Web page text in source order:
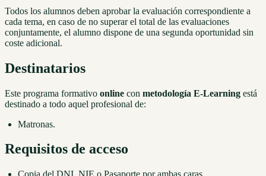
Todos los alumnos deben aprobar la evaluación correspondiente a
cada tema, en caso de no superar el total de las evaluaciones
conjuntamente, el alumno dispone de una segunda oportunidad sin
coste adicional.
Destinatarios
Este programa formativo online con metodología E-Learning está
destinado a todo aquel profesional de:
Matronas.
Requisitos de acceso